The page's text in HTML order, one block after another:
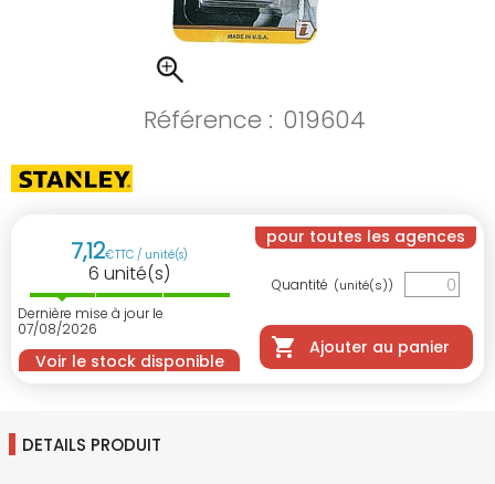
Référence : 019604
7,12€TTC / unité(s)
6 unité(s)
Dernière mise à jour le
07/08/2026
Voir le stock disponible
pour toutes les agences
Quantité (unité(s))
Ajouter au panier
DETAILS PRODUIT